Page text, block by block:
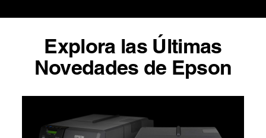
Explora las Últimas
Novedades de Epson